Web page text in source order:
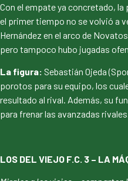
Con el empate ya concretado,
el primer tiempo no se volvió a
Hernández en el arco de
pero tampoco hubo jugadas
La figura: Sebastián Ojeda
porotos para su equipo, los
resultado al rival. Además, su
para frenar las avanzadas
LOS DEL VIEJO F.C. 3 – LA